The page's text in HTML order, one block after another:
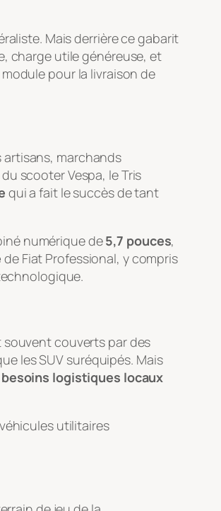
Mais derrière ce gabarit
charge utile généreuse, et
pour la livraison de
marchands
scooter Vespa, le Tris
qui a fait le succès de tant
numérique de5,7 pouces,
de Fiat Professional, y compris
souvent couverts par des
les SUV suréquipés. Mais
besoins logistiques locaux
utilitaires